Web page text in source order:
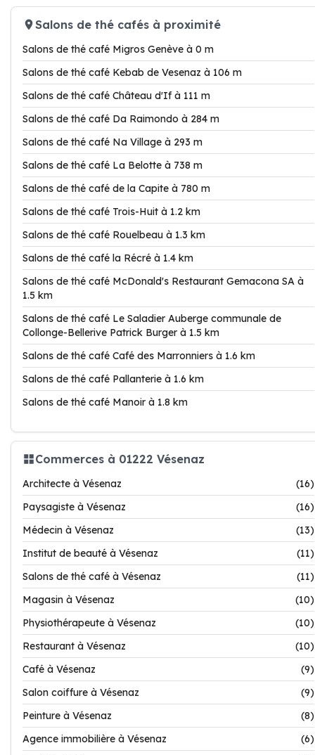
Salons de thé cafés à proximité
Salons de thé café Migros Genève à 0 m
Salons de thé café Kebab de Vesenaz à 106 m
Salons de thé café Château d'If à 111 m
Salons de thé café Da Raimondo à 284 m
Salons de thé café Na Village à 293 m
Salons de thé café La Belotte à 738 m
Salons de thé café de la Capite à 780 m
Salons de thé café Trois-Huit à 1.2 km
Salons de thé café Rouelbeau à 1.3 km
Salons de thé café la Récré à 1.4 km
Salons de thé café McDonald's Restaurant Gemacona SA à
1.5 km
Salons de thé café Le Saladier Auberge communale de
Collonge-Bellerive Patrick Burger à 1.5 km
Salons de thé café Café des Marronniers à 1.6 km
Salons de thé café Pallanterie à 1.6 km
Salons de thé café Manoir à 1.8 km
Commerces à 01222 Vésenaz
Architecte à Vésenaz
(16)
Paysagiste à Vésenaz
(16)
Médecin à Vésenaz
(13)
Institut de beauté à Vésenaz
(11)
Salons de thé café à Vésenaz
(11)
Magasin à Vésenaz
(10)
Physiothérapeute à Vésenaz
(10)
Restaurant à Vésenaz
(10)
Café à Vésenaz
(9)
Salon coiffure à Vésenaz
(9)
Peinture à Vésenaz
(8)
Agence immobilière à Vésenaz
(6)